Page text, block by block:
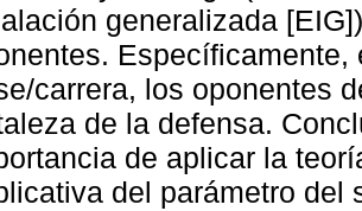
generalizada
carrera, los oponentes
de la defensa.
de aplicar la
del parámetro del